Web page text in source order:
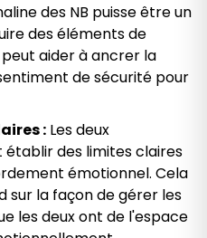
des NB puisse être un
des éléments de
aider à ancrer la
de sécurité pour
: Les deux
des limites claires
émotionnel. Cela
sur la façon de gérer les
les deux ont de l'espace